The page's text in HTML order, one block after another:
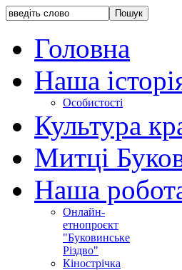
Головна
Наша
Особистості
Культура
Митці
Наша
Онлайн-
етнопроєкт
"Буковинське
Різдво"
Кінострічка